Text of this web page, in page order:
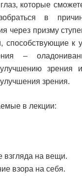
которые
в
через призму
способствующие к
–
зрения
зрения.
в лекции:
взгляда на вещи.
взора на себя.